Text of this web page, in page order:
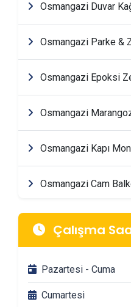
Osmangazi Duvar
Osmangazi Parke &
Osmangazi Epoksi
Osmangazi
Osmangazi Kapı
Osmangazi Cam
Osmangazi Banyo
Çalışma
Pazartesi - Cuma
Cumartesi